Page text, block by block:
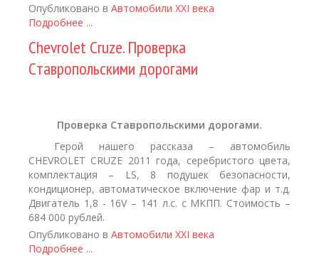
Опубликовано в Автомобили XXI века
Подробнее ...
Chevrolet Cruze. Проверка
Cтавропольскими дорогами
Проверка Cтавропольскими дорогами.
Герой нашего рассказа – автомобиль
CHEVROLET CRUZE 2011 года, серебристого цвета,
комплектация – LS, 8 подушек безопасности,
кондиционер, автоматическое включение фар и т.д.
Двигатель 1,8 - 16V – 141 л.с. с МКПП. Стоимость –
684 000 рублей.
Опубликовано в Автомобили XXI века
Подробнее ...